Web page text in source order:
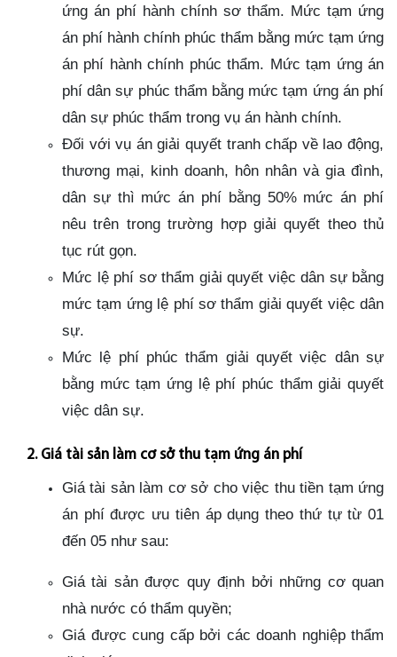
ứng án phí hành chính sơ thẩm. Mức tạm ứng
án phí hành chính phúc thẩm bằng mức tạm ứng
án phí hành chính phúc thẩm. Mức tạm ứng án
phí dân sự phúc thẩm bằng mức tạm ứng án phí
dân sự phúc thẩm trong vụ án hành chính.
Đối với vụ án giải quyết tranh chấp về lao động,
thương mại, kinh doanh, hôn nhân và gia đình,
dân sự thì mức án phí bằng 50% mức án phí
nêu trên trong trường hợp giải quyết theo thủ
tục rút gọn.
Mức lệ phí sơ thẩm giải quyết việc dân sự bằng
mức tạm ứng lệ phí sơ thẩm giải quyết việc dân
sự.
Mức lệ phí phúc thẩm giải quyết việc dân sự
bằng mức tạm ứng lệ phí phúc thẩm giải quyết
việc dân sự.
2. Giá tài sản làm cơ sở thu tạm ứng án phí
Giá tài sản làm cơ sở cho việc thu tiền tạm ứng
án phí được ưu tiên áp dụng theo thứ tự từ 01
đến 05 như sau:
Giá tài sản được quy định bởi những cơ quan
nhà nước có thẩm quyền;
Giá được cung cấp bởi các doanh nghiệp thẩm